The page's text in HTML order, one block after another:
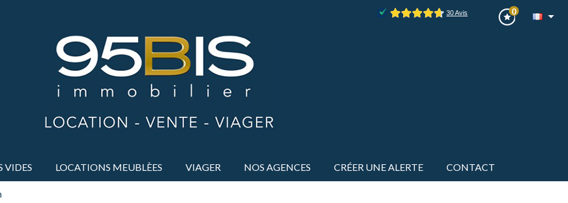
0
VIDES LOCATIONS MEUBLÈES VIAGER NOS AGENCES CRÉER UNE ALERTE CONTACT